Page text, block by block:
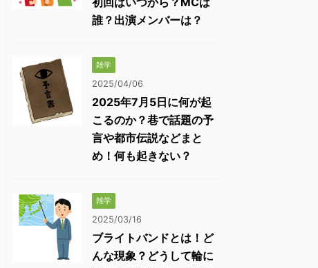
誰？出演メンバーは？
雑学
2025/04/06
2025年7月5日に何が起
こるのか？巷で話題の予
言や都市伝説などまと
め！何も起きない？
雑学
2025/03/16
ブライトバンドとは！ど
んな現象？どうして輪に